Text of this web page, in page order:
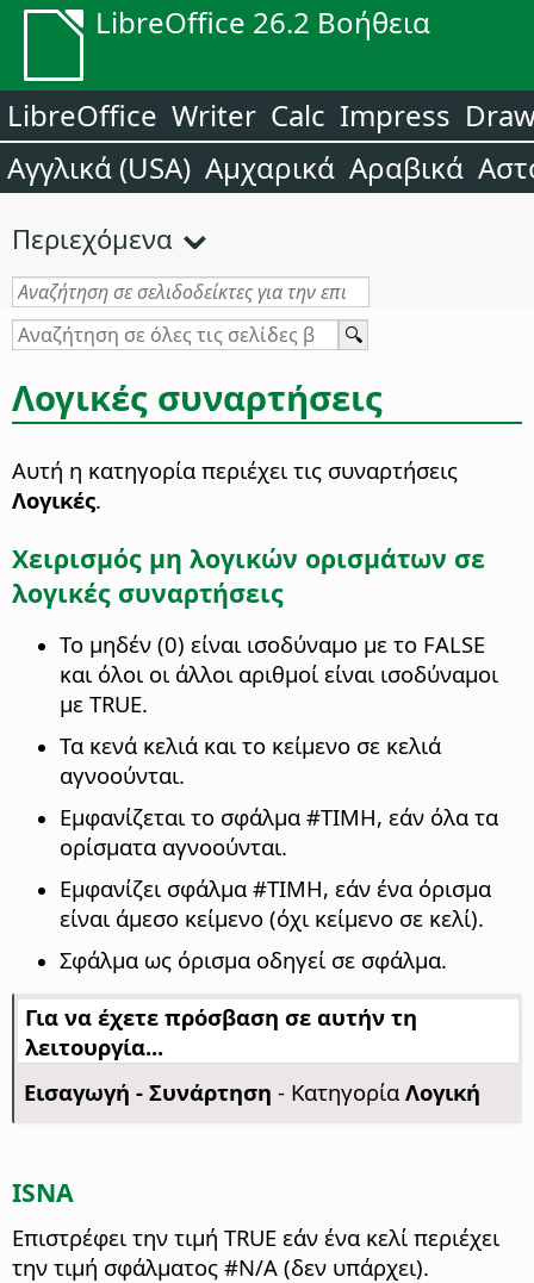
LibreOffice 26.2 Βοήθεια
LibreOffice Writer Calc Impress
Αγγλικά (USA) Αμχαρικά Αραβικά
Περιεχόμενα
Λογικές συναρτήσεις
Αυτή η κατηγορία περιέχει τις συναρτήσεις
Λογικές.
Χειρισμός μη λογικών ορισμάτων σε
λογικές συναρτήσεις
Το μηδέν (0) είναι ισοδύναμο με το FALSE
και όλοι οι άλλοι αριθμοί είναι ισοδύναμοι
με TRUE.
Τα κενά κελιά και το κείμενο σε κελιά
αγνοούνται.
Εμφανίζεται το σφάλμα #ΤΙΜΗ, εάν όλα τα
ορίσματα αγνοούνται.
Εμφανίζει σφάλμα #ΤΙΜΗ, εάν ένα όρισμα
είναι άμεσο κείμενο (όχι κείμενο σε κελί).
Σφάλμα ως όρισμα οδηγεί σε σφάλμα.
Για να έχετε πρόσβαση σε αυτήν τη
λειτουργία...
Εισαγωγή - Συνάρτηση - Κατηγορία Λογική
ISNA
Επιστρέφει την τιμή TRUE εάν ένα κελί περιέχει
την τιμή σφάλματος #N/A (δεν υπάρχει).